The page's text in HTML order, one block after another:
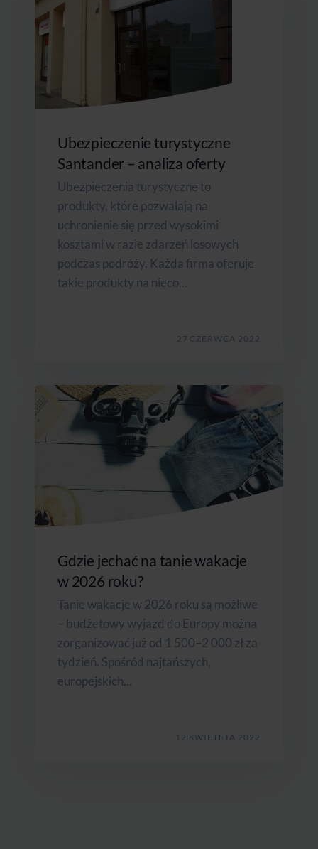
Ubezpieczenie turystyczne
Santander – analiza oferty
Ubezpieczenia turystyczne to
produkty, które pozwalają na
uchronienie się przed wysokimi
kosztami w razie zdarzeń losowych
podczas podróży. Każda firma oferuje
takie produkty na nieco...
27 CZERWCA 2022
Gdzie jechać na tanie wakacje
w 2026 roku?
Tanie wakacje w 2026 roku są możliwe
– budżetowy wyjazd do Europy można
zorganizować już od 1 500–2 000 zł za
tydzień. Spośród najtańszych,
europejskich...
12 KWIETNIA 2022